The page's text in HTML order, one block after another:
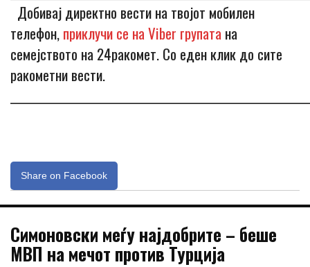
Добивај директно вести на твојот мобилен
телефон,приклучи се на Viber групата на
семејството на 24ракомет. Со еден клик до сите
ракометни вести.
Share on Facebook
Симоновски меѓу најдобрите – беше
МВП на мечот против Турција